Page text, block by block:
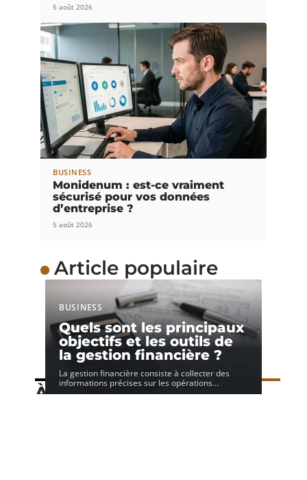
5 août 2026
BUSINESS
Monidenum : est-ce vraiment
sécurisé pour vos données
d’entreprise ?
5 août 2026
Article populaire
BUSINESS
Quels sont les principaux
objectifs et les outils de
la gestion financière ?
La gestion financière consiste à collecter des
informations précises sur les opérations…
À découvrir